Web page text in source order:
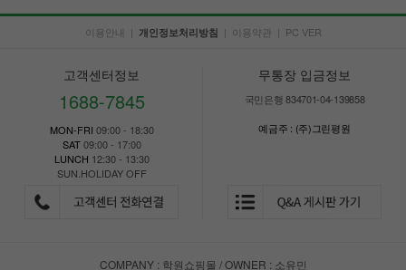
이용안내 | 개인정보처리방침 | 이용약관 | PC VER
고객센터정보
1688-7845
MON-FRI 09:00 - 18:30
SAT09:00 - 17:00
LUNCH 12:30 - 13:30
SUN.HOLIDAY OFF
무통장 입금정보
국민은행 834701-04-139858
예금주 : (주)그린평원
COMPANY : 학원쇼핑몰 / OWNER : 소유민